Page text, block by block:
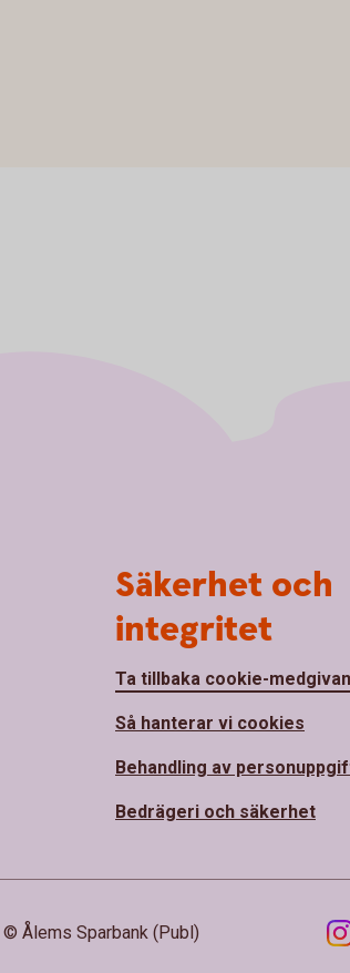
Säkerhet och
integritet
Ta tillbaka cookie-
Så hanterar vi cookies
Behandling av
Bedrägeri och säkerhet
© Ålems Sparbank (Publ)